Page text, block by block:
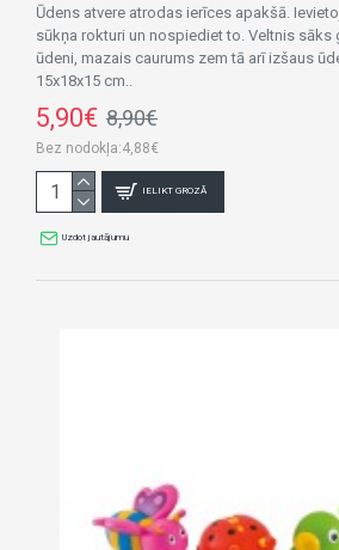
Ūdens atvere atrodas ierīces apakšā.
sūkņa rokturi un nospiediet to. Veltnis sāks
ūdeni, mazais caurums zem tā arī izšaus
15x18x15 cm..
5,90€ 8,90€
Bez nodokļa:4,88€
IELIKT GROZĀ
Uzdot jautājumu